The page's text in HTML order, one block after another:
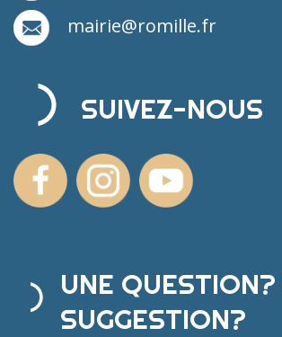
mairie@romille.fr
SUIVEZ-NOUS
UNE QUESTION?
SUGGESTION?